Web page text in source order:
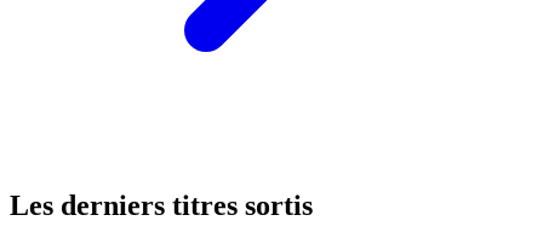
Les derniers titres sortis